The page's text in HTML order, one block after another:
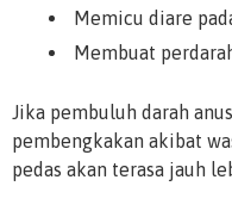
Memicu diare
Membuat
Jika pembuluh darah
pembengkakan akibat
pedas akan terasa jauh